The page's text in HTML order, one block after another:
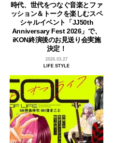
時代、世代をつなぐ音楽とファ
ッション＆トークを楽しむスペ
シャルイベント「JJ50th
Anniversary Fest 2026」で、
iKON終演後のお見送り会実施
決定！
2026.03.27
LIFE STYLE